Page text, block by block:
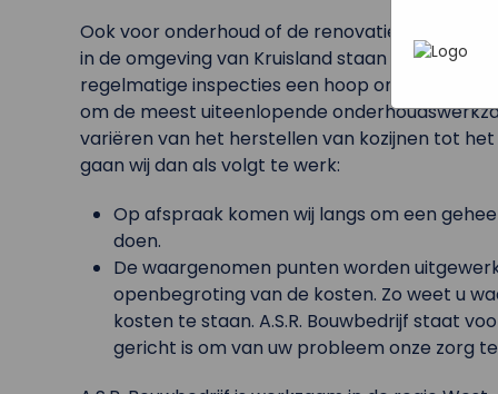
Ook voor onderhoud of de renovatie van
in de omgeving van Kruisland staan wij voor u
regelmatige inspecties een hoop onnodige
om de meest uiteenlopende
variëren van het herstellen van kozijnen tot het
gaan wij dan als volgt te werk:
Op afspraak komen wij langs om een
doen.
De waargenomen punten worden
openbegroting van de kosten. Zo weet u
kosten te staan. A.S.R. Bouwbedrijf staat
gericht is om van uw probleem onze zorg